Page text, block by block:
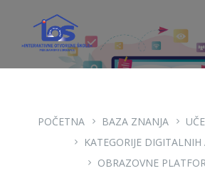
sadržaj
glavnu
navigaciju.
POČETNA BAZA ZNANJA
KATEGORIJE
OBRAZOVNE